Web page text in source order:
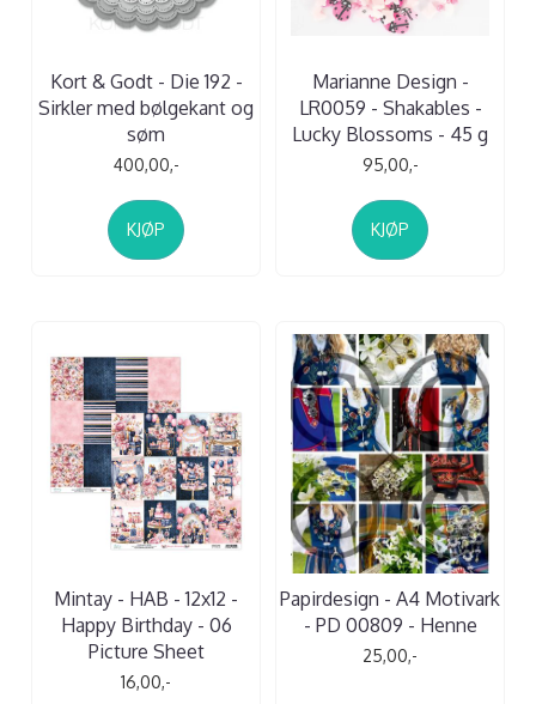
Kort & Godt - Die 192 -
Sirkler med bølgekant og
søm
400,00,-
KJØP
Marianne Design -
LR0059 - Shakables -
Lucky Blossoms - 45 g
95,00,-
KJØP
Mintay - HAB - 12x12 -
Happy Birthday - 06
Picture Sheet
16,00,-
Papirdesign - A4 Motivark
- PD 00809 - Henne
25,00,-